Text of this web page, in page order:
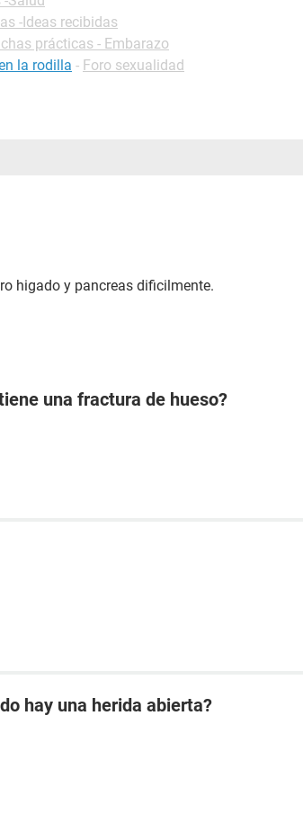
-Ideas recibidas
prácticas - Embarazo
la rodilla - Foro sexualidad
higado y pancreas dificilmente.
una fractura de hueso?
hay una herida abierta?